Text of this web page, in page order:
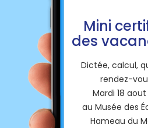
Mini
des
Dictée, calcul,
rendez-
Mardi 18 aout
au Musée des
Hameau du